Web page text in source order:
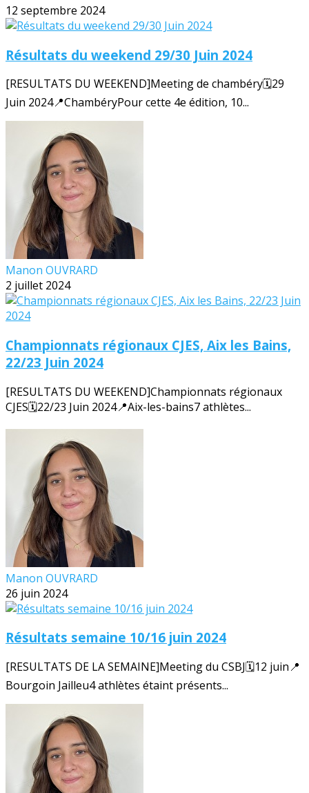
12 septembre 2024
Résultats du weekend 29/30 Juin 2024
[RESULTATS DU WEEKEND]Meeting de chambéry🗓️29
Juin 2024📍ChambéryPour cette 4e édition, 10...
Manon OUVRARD
2 juillet 2024
Championnats régionaux CJES, Aix les Bains,
22/23 Juin 2024
[RESULTATS DU WEEKEND]Championnats régionaux
CJES🗓️22/23 Juin 2024📍Aix-les-bains7 athlètes...
Manon OUVRARD
26 juin 2024
Résultats semaine 10/16 juin 2024
[RESULTATS DE LA SEMAINE]Meeting du CSBJ🗓️12 juin📍
Bourgoin Jailleu4 athlètes étaint présents...